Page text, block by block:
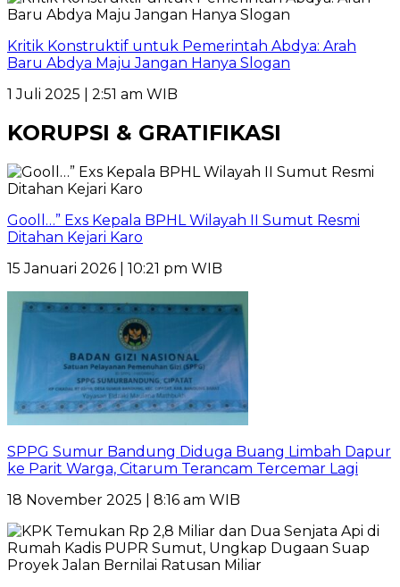
Kritik Konstruktif untuk Pemerintah Abdya: Arah
Baru Abdya Maju Jangan Hanya Slogan
1 Juli 2025 | 2:51 am WIB
KORUPSI & GRATIFIKASI
Gooll…” Exs Kepala BPHL Wilayah II Sumut Resmi
Ditahan Kejari Karo
15 Januari 2026 | 10:21 pm WIB
SPPG Sumur Bandung Diduga Buang Limbah Dapur
ke Parit Warga, Citarum Terancam Tercemar Lagi
18 November 2025 | 8:16 am WIB